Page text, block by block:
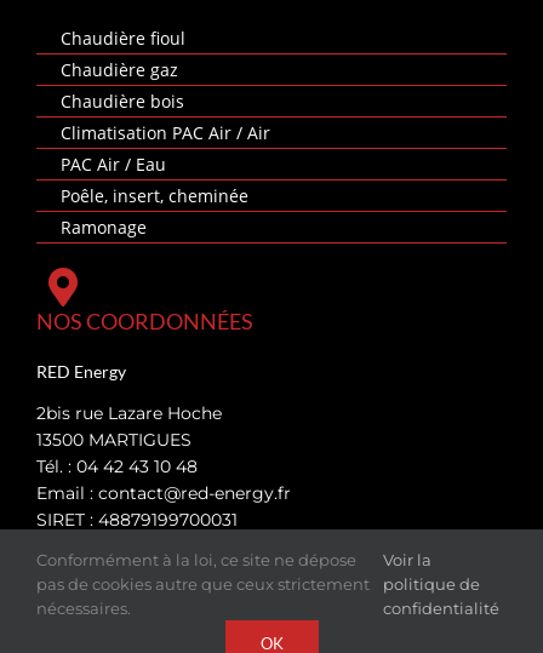
Chaudière fioul
Chaudière gaz
Chaudière bois
Climatisation PAC Air / Air
PAC Air / Eau
Poêle, insert, cheminée
Ramonage
NOS COORDONNÉES
RED Energy
2bis rue Lazare Hoche
13500 MARTIGUES
Tél. : 04 42 43 10 48
Email : contact@red-energy.fr
SIRET : 48879199700031
Retrouvez RED Energy dans les principales villes des
Bouches-du-Rhône (13) :
Conformément à la loi, ce site ne dépose
pas de cookies autre que ceux strictement
nécessaires.
Voir la
politique de
confidentialité
OK